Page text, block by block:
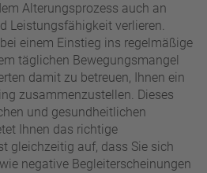
Alterungsprozess auch an
Leistungsfähigkeit verlieren.
einem Einstieg ins regelmäßige
täglichen Bewegungsmangel
damit zu betreuen, Ihnen ein
zusammenzustellen. Dieses
und gesundheitlichen
Ihnen das richtige
gleichzeitig auf, dass Sie sich
negative Begleiterscheinungen